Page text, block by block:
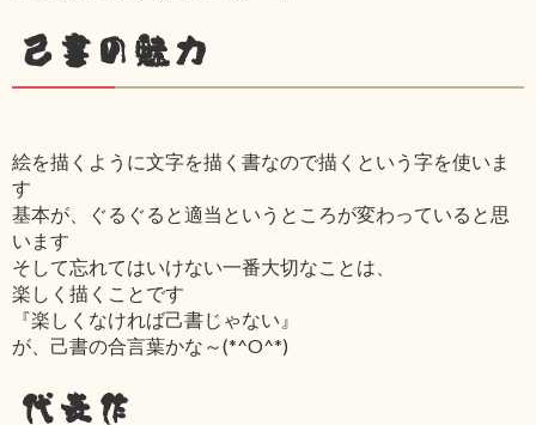
己書の魅力
絵を描くように文字を描く書なので描くという字を使いま
す
基本が、ぐるぐると適当というところが変わっていると思
います
そして忘れてはいけない一番大切なことは、
楽しく描くことです
『楽しくなければ己書じゃない』
が、己書の合言葉かな～(*^O^*)
代表作